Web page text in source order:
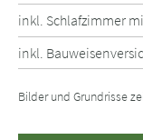
inkl. Schlafzimmer
inkl.
Bilder und Grundrisse